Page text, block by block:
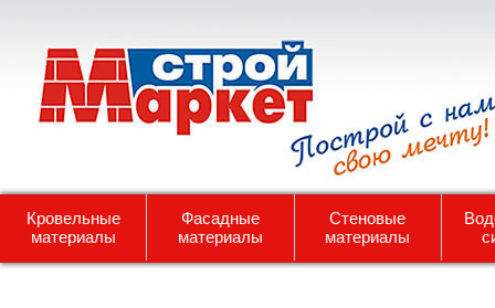
Кровельные
материалы
Фасадные
материалы
Стеновые
материалы